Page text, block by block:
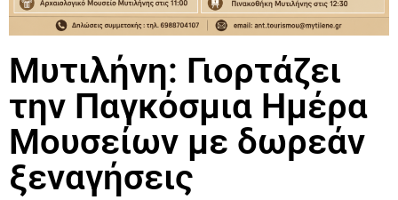
Μυτιλήνη: Γιορτάζει
την Παγκόσμια Ημέρα
Μουσείων με δωρεάν
ξεναγήσεις